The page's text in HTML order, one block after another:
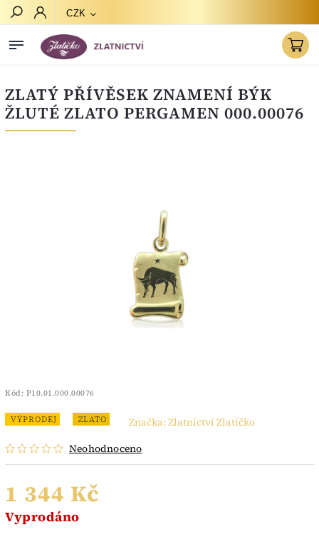
CZK
ZLATÝ PŘÍVĚSEK ZNAMENÍ BÝK
ŽLUTÉ ZLATO PERGAMEN 000.00076
Kód: P10.01.000.00076
VÝPRODEJ ZLATO
Neohodnoceno
Značka: Zlatnictví Zlatíčko
1 344 Kč
Vyprodáno